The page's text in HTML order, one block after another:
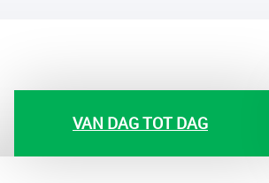
VAN DAG TOT DAG